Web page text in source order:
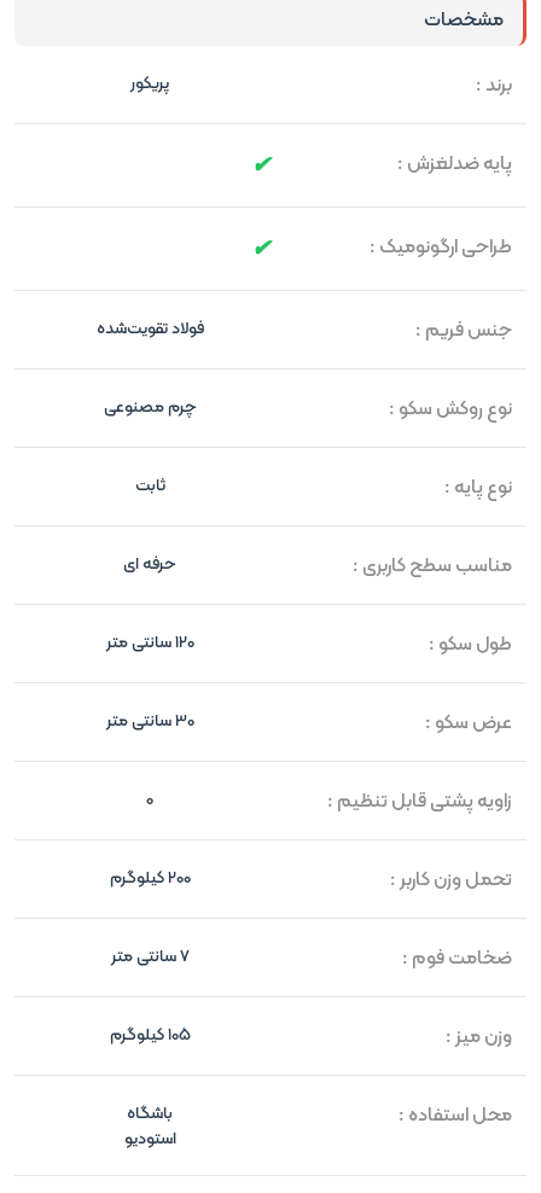
مشخصات
برند :
پریکور
پایه ضدلغزش :
طراحی ارگونومیک :
جنس فریم : فولاد تقویت‌شده
نوع روکش سکو : چرم مصنوعی
نوع پایه : ثابت
مناسب سطح کاربری : حرفه ای
طول سکو : 120 سانتی متر
عرض سکو : 30 سانتی متر
زاویه پشتی قابل تنظیم : 0
تحمل وزن کاربر : 200 کیلوگرم
ضخامت فوم : 7 سانتی متر
وزن میز : 105 کیلوگرم
محل استفاده :
باشگاه
استودیو